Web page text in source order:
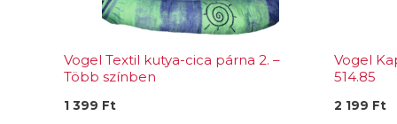
Vogel Textil kutya-cica párna 2. –
Több színben
1 399 Ft
Vogel
514.85
2 199 Ft